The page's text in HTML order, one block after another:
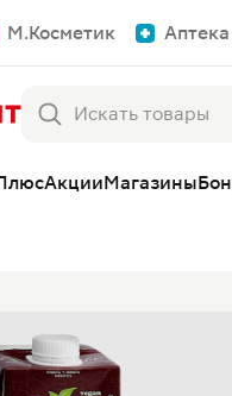
М.Косметик Аптека
АкцииМагазины